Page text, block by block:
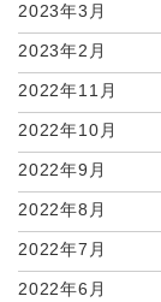
2023年3月
2023年2月
2022年11月
2022年10月
2022年9月
2022年8月
2022年7月
2022年6月